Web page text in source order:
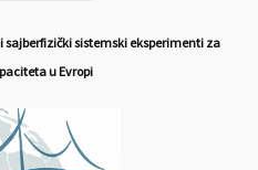
sajberfizički sistemski eksperimenti za
u Evropi